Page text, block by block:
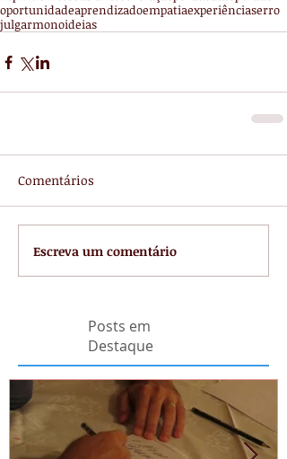
oportunidadeaprendizadoempatiaexperiênciaserro
julgarmonoideias
Comentários
Escreva um comentário
Posts em
Destaque